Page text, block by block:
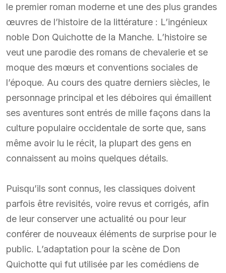
le premier roman moderne et une des plus grandes
œuvres de l’histoire de la littérature : L’ingénieux
noble Don Quichotte de la Manche. L’histoire se
veut une parodie des romans de chevalerie et se
moque des mœurs et conventions sociales de
l’époque. Au cours des quatre derniers siècles, le
personnage principal et les déboires qui émaillent
ses aventures sont entrés de mille façons dans la
culture populaire occidentale de sorte que, sans
même avoir lu le récit, la plupart des gens en
connaissent au moins quelques détails.
Puisqu’ils sont connus, les classiques doivent
parfois être revisités, voire revus et corrigés, afin
de leur conserver une actualité ou pour leur
conférer de nouveaux éléments de surprise pour le
public. L’adaptation pour la scène de Don
Quichotte qui fut utilisée par les comédiens de